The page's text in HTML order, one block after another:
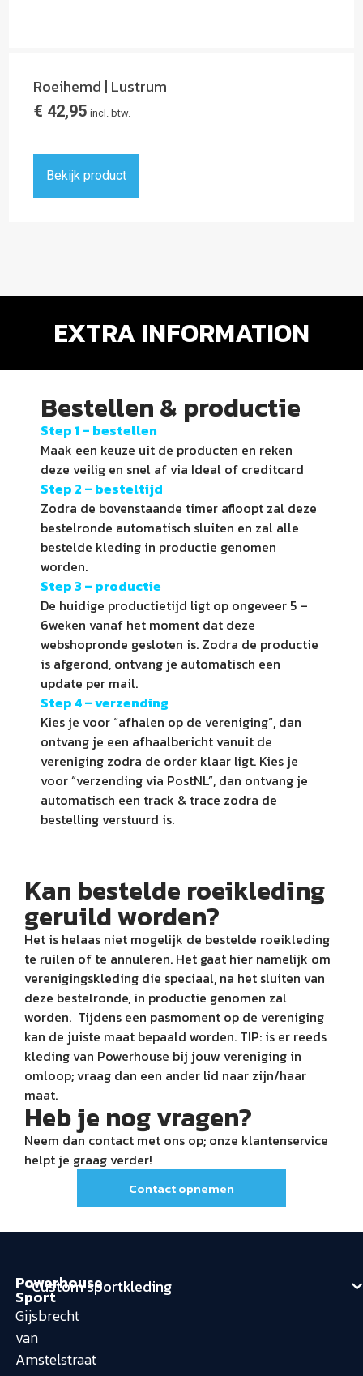
Roeihemd | Lustrum
€ 42,95 incl. btw.
Bekijk product
EXTRA INFORMATION
Bestellen & productie
Step 1 – bestellen
Maak een keuze uit de producten en reken
deze veilig en snel af via Ideal of creditcard
Step 2 – besteltijd
Zodra de bovenstaande timer afloopt zal deze
bestelronde automatisch sluiten en zal alle
bestelde kleding in productie genomen
worden.
Step 3 – productie
De huidige productietijd ligt op ongeveer 5 –
6weken vanaf het moment dat deze
webshopronde gesloten is. Zodra de productie
is afgerond, ontvang je automatisch een
update per mail.
Step 4 –verzending
Kies je voor “afhalen op de vereniging”, dan
ontvang je een afhaalbericht vanuit de
vereniging zodra de order klaar ligt. Kies je
voor “verzending via PostNL”, dan ontvang je
automatisch een track & trace zodra de
bestelling verstuurd is.
Kan bestelde roeikleding
geruild worden?
Het is helaas niet mogelijk de bestelde roeikleding
te ruilen of te annuleren. Het gaat hier namelijk om
verenigingskleding die speciaal, na het sluiten van
deze bestelronde, in productie genomen zal
worden. Tijdens een pasmoment op de vereniging
kan de juiste maat bepaald worden. TIP: is er reeds
kleding van Powerhouse bij jouw vereniging in
omloop; vraag dan een ander lid naar zijn/haar
maat.
Heb je nog vragen?
Neem dan contact met ons op; onze klantenservice
helpt je graag verder!
Contact opnemen
Powerhouse
Sport
Gijsbrecht
van
Amstelstraat
Custom sportkleding